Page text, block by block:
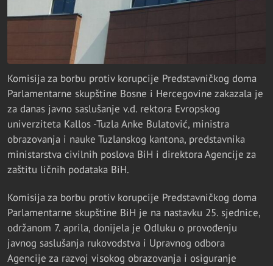
Komisija za borbu protiv korupcije Predstavničkog doma
Parlamentarne skupštine Bosne i Hercegovine zakazala je
za danas javno saslušanje v.d. rektora Evropskog
univerziteta Kallos -Tuzla Anke Bulatović, ministra
obrazovanja i nauke Tuzlanskog kantona, predstavnika
ministarstva civilnih poslova BiH i direktora Agencije za
zaštitu ličnih podataka BiH.
Komisija za borbu protiv korupcije Predstavničkog doma
Parlamentarne skupštine BiH je na nastavku 25. sjednice,
održanom 7. aprila, donijela je Odluku o provođenju
javnog saslušanja rukovodstva i Upravnog odbora
Agencije za razvoj visokog obrazovanja i osiguranje